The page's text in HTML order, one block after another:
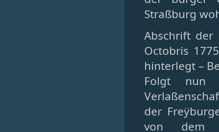
Straßburg
Abschrift der
Octobris
hinterlegt –
Folgt nun
der
von dem